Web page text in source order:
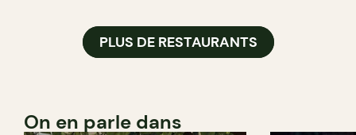
PLUS DE RESTAURANTS
On en parle dans